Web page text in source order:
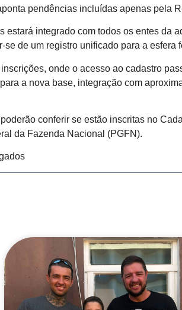
pendências incluídas apenas pela
estará integrado com todos os entes da
de um registro unificado para a esfera
onde o acesso ao cadastro
a nova base, integração com
conferir se estão inscritas no
da Fazenda Nacional (PGFN).